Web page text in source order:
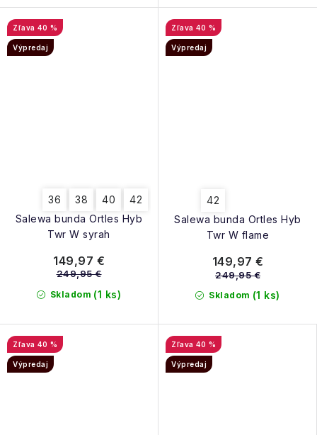
Salewa bunda Ortles Hyb
Twr W syrah
40 %
Výpredaj
36 38 40 42
Skladom (1 ks)
149,97 €
249,95 €
Salewa bunda Ortles Hyb
Twr W flame
40 %
Výpredaj
42
Skladom (1 ks)
149,97 €
249,95 €
40 %
Výpredaj
40 %
Výpredaj